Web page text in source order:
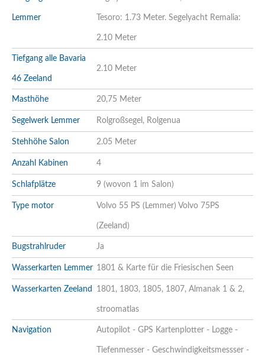
Lemmer Tesoro: 1.73 Meter. Segelyacht Remalia:
2.10 Meter
Tiefgang alle Bavaria
46 Zeeland
2.10 Meter
Masthöhe 20,75 Meter
Segelwerk Lemmer Rolgroßsegel, Rolgenua
Stehhöhe Salon 2.05 Meter
Anzahl Kabinen 4
Schlafplätze 9 (wovon 1 im Salon)
Type motor Volvo 55 PS (Lemmer) Volvo 75PS
(Zeeland)
Bugstrahlruder Ja
Wasserkarten Lemmer 1801 & Karte für die Friesischen Seen
Wasserkarten Zeeland 1801, 1803, 1805, 1807, Almanak 1 & 2,
stroomatlas
Navigation Autopilot - GPS Kartenplotter - Logge -
Tiefenmesser - Geschwindigkeitsmessser -